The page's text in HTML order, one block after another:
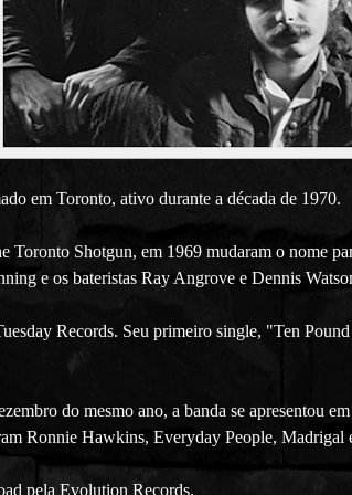
em Toronto, ativo durante a década de 1970.
Shotgun, em 1969 mudaram o nome
e os bateristas Ray Angrove e Dennis
Records. Seu primeiro single, "Ten
do mesmo ano, a banda se apresentou
Ronnie Hawkins, Everyday People, Madrigal
pela Evolution Records.